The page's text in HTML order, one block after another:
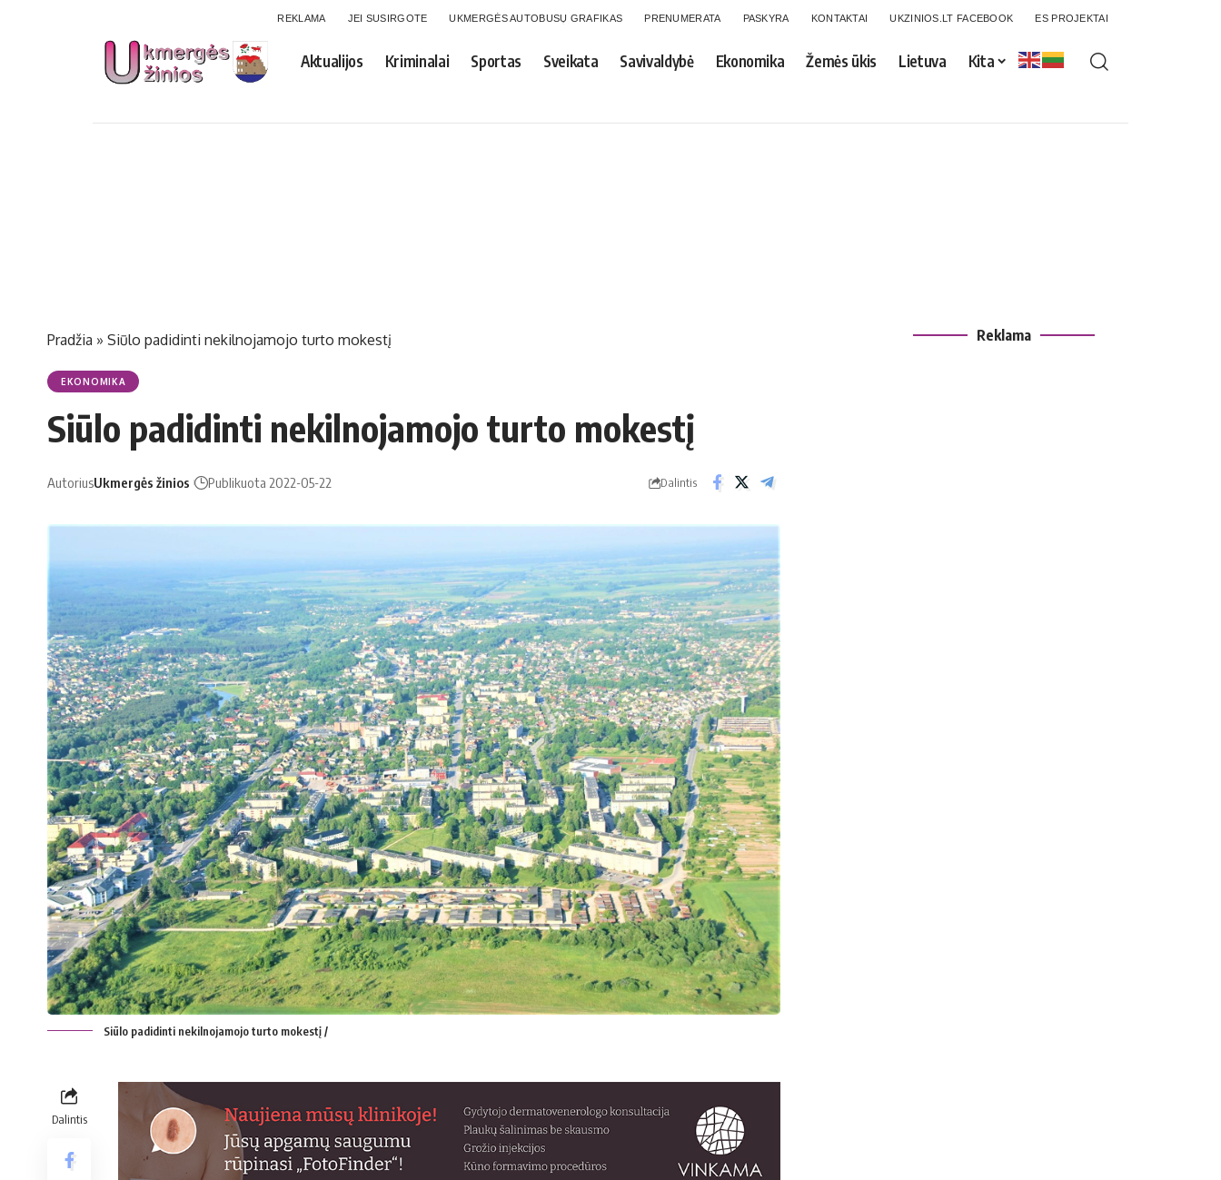
REKLAMA JEI SUSIRGOTE UKMERGĖS AUTOBUSŲ GRAFIKAS PRENUMERATA PASKYRA KONTAKTAI UKZINIOS.LT FACEBOOK ES PROJEKTAI
Aktualijos Kriminalai Sportas Sveikata Savivaldybė Ekonomika Žemės ūkis Lietuva Kita
Pradžia » Siūlo padidinti nekilnojamojo turto mokestį
EKONOMIKA
Siūlo padidinti nekilnojamojo turto mokestį
AutoriusUkmergės žinios Publikuota 2022-05-22 Dalintis
Siūlo padidinti nekilnojamojo turto mokestį /
Dalintis
Reklama